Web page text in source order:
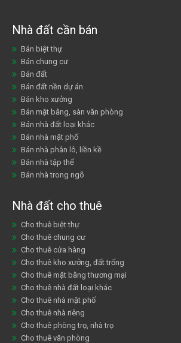
Nhà đất cần bán
Bán biệt thự
Bán chung cư
Bán đất
Bán đất nền dự án
Bán kho xưởng
Bán mặt bằng, sàn văn phòng
Bán nhà đất loại khác
Bán nhà mặt phố
Bán nhà phân lô, liền kề
Bán nhà tập thể
Bán nhà trong ngõ
Nhà đất cho thuê
Cho thuê biệt thự
Cho thuê chung cư
Cho thuê cửa hàng
Cho thuê kho xưởng, đất trống
Cho thuê mặt bằng thương mại
Cho thuê nhà đất loại khác
Cho thuê nhà mặt phố
Cho thuê nhà riêng
Cho thuê phòng trọ, nhà trọ
Cho thuê văn phòng